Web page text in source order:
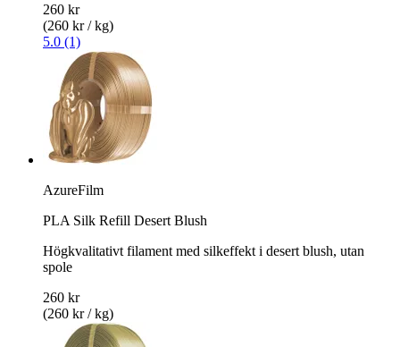
260 kr
(260 kr / kg)
5.0 (1)
AzureFilm
PLA Silk Refill Desert Blush
Högkvalitativt filament med silkeffekt i desert blush, utan
spole
260 kr
(260 kr / kg)